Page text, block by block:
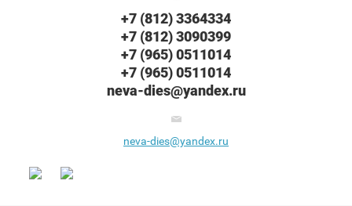
+7 (812) 3364334
+7 (812) 3090399
+7 (965) 0511014
+7 (965) 0511014
neva-dies@yandex.ru
neva-dies@yandex.ru